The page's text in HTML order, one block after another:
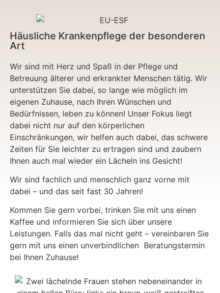
Häusliche Krankenpflege der besonderen
Art
Wir sind mit Herz und Spaß in der Pflege und
Betreuung älterer und erkrankter Menschen tätig. Wir
unterstützen Sie dabei, so lange wie möglich im
eigenen Zuhause, nach Ihren Wünschen und
Bedürfnissen, leben zu können! Unser Fokus liegt
dabei nicht nur auf den körperlichen
Einschränkungen, wir helfen auch dabei, das schwere
Zeiten für Sie leichter zu ertragen sind und zaubern
Ihnen auch mal wieder ein Lächeln ins Gesicht!
Wir sind fachlich und menschlich ganz vorne mit
dabei – und das seit fast 30 Jahren!
Kommen Sie gern vorbei, trinken Sie mit uns einen
Kaffee und informieren Sie sich über unsere
Leistungen. Falls das mal nicht geht – vereinbaren Sie
gern mit uns einen unverbindlichen Beratungstermin
bei Ihnen Zuhause!